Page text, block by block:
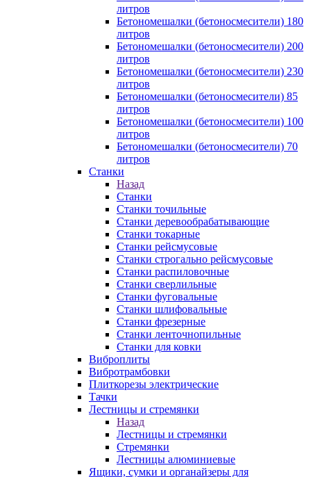
литров
Бетономешалки (бетоносмесители) 180
литров
Бетономешалки (бетоносмесители) 200
литров
Бетономешалки (бетоносмесители) 230
литров
Бетономешалки (бетоносмесители) 85
литров
Бетономешалки (бетоносмесители) 100
литров
Бетономешалки (бетоносмесители) 70
литров
Станки
Назад
Станки
Станки точильные
Станки деревообрабатывающие
Станки токарные
Станки рейсмусовые
Станки строгально рейсмусовые
Станки распиловочные
Станки сверлильные
Станки фуговальные
Станки шлифовальные
Станки фрезерные
Станки ленточнопильные
Станки для ковки
Виброплиты
Вибротрамбовки
Плиткорезы электрические
Тачки
Лестницы и стремянки
Назад
Лестницы и стремянки
Стремянки
Лестницы алюминиевые
Ящики, сумки и органайзеры для